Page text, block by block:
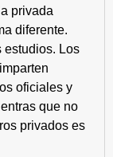
privada
diferente.
estudios. Los
oficiales y
que no
privados es